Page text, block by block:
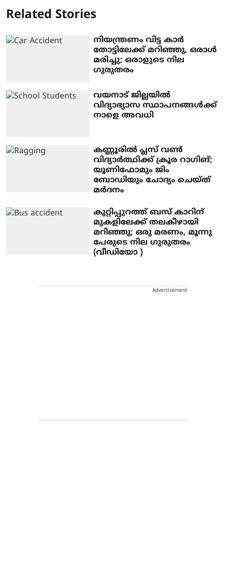
Related Stories
നിയന്ത്രണം വിട്ട കാര്‍
തോട്ടിലേക്ക് മറിഞ്ഞു, ഒരാള്‍
മരിച്ചു; ഒരാളുടെ നില
ഗുരുതരം
വയനാട് ജില്ലയില്‍
വിദ്യാഭ്യാസ സ്ഥാപനങ്ങള്‍ക്ക്
നാളെ അവധി
കണ്ണൂരിൽ പ്ലസ് വൺ
വിദ്യാർത്ഥിക്ക് ക്രൂര റാഗിങ്;
യൂണിഫോമും ജിം
ബോഡിയും ചോദ്യം ചെയ്ത്
മർദനം
കുറ്റിപ്പുറത്ത് ബസ് കാറിന്
മുകളിലേക്ക് തലകീഴായി
മറിഞ്ഞു; ഒരു മരണം, മൂന്നു
പേരുടെ നില ഗുരുതരം
(വീഡിയോ )
Advertisement